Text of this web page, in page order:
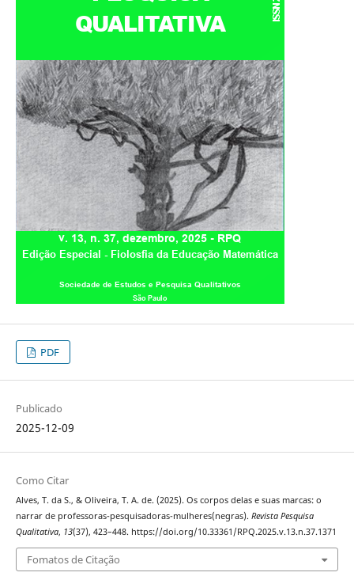
PDF
Publicado
2025-12-09
Como Citar
Alves, T. da S., & Oliveira, T. A. de. (2025). Os corpos delas e suas marcas: o
narrar de professoras-pesquisadoras-mulheres(negras). Revista Pesquisa
Qualitativa, 13(37), 423–448. https://doi.org/10.33361/RPQ.2025.v.13.n.37.1371
Fomatos de Citação